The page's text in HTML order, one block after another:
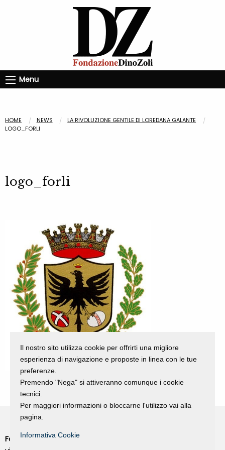
Menu
HOME NEWS
LA RIVOLUZIONE GENTILE DI LOREDANA GALANTE
LOGO_FORLI
logo_forli
Fondazione Dino Zoli
Il nostro sito utilizza cookie per offrirti una migliore
esperienza di navigazione e proposte in linea con le tue
preferenze.
Premendo "Nega" si attiveranno comunque i cookie
tecnici.
Per maggiori informazioni o bloccarne l'utilizzo vai alla
pagina.
Informativa Cookie